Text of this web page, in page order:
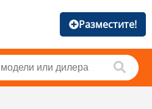
Разместите!